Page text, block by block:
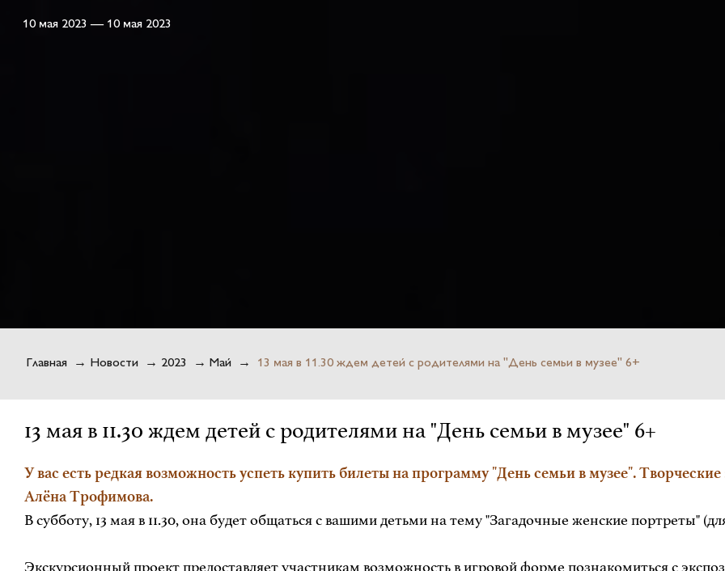
10 мая 2023 — 10 мая 2023
Главная → Новости → 2023 → Май → 13 мая в 11.30 ждем детей с родителями на "День семьи в музее" 6+
13 мая в 11.30 ждем детей с родителями на "День семьи в музее" 6+
У вас есть редкая возможность успеть купить билеты на программу "День семьи в музее".
Алёна Трофимова.
В субботу, 13 мая в 11.30, она будет общаться с вашими детьми на тему "Загадочные женские портреты"
Экскурсионный проект предоставляет участникам возможность в игровой форме познакомиться с